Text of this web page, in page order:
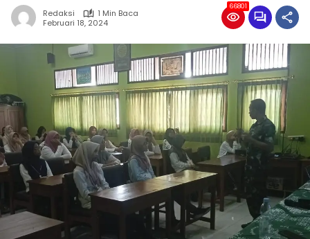
Redaksi
1 Min Baca
Februari 18, 2024
66801